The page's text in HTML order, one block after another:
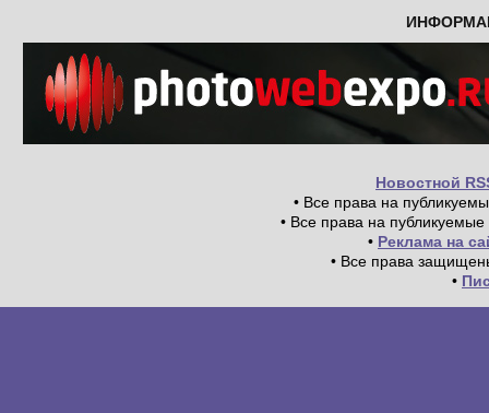
Новостной
• Все права на
• Все права на
• Реклама на
• Все права
•